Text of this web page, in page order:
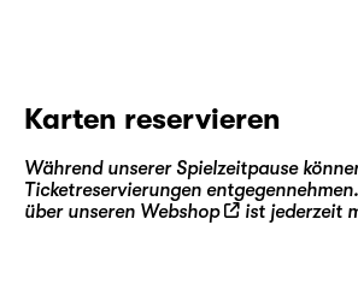
Karten reservieren
Während unserer Spielzeitpause
Ticketreservierungen
über unseren Webshop ist jederzeit